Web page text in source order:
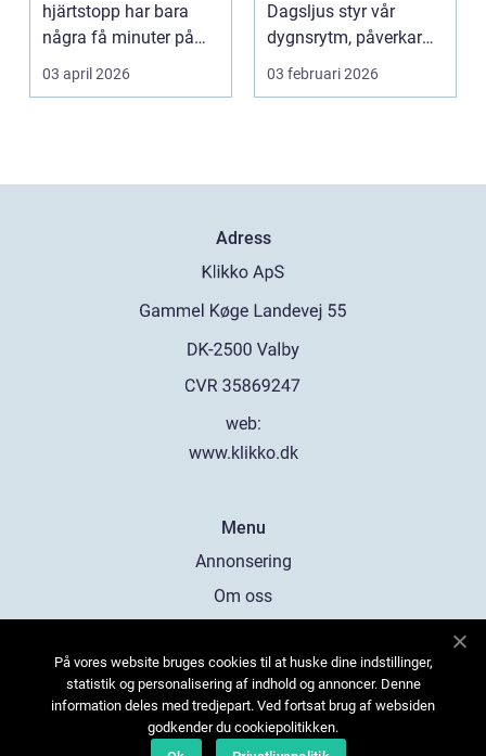
hjärtstopp har bara
några få minuter på
sig. För varje minut
utan...
03 april 2026
Dagsljus styr vår
dygnsrytm, påverkar
humör, sömn och ene...
03 februari 2026
Adress
web:
www.klikko.dk
Menu
Annonsering
Om oss
Kontakta oss
Sitemap
På vores website bruges cookies til at huske dine indstillinger,
statistik og personalisering af indhold og annoncer. Denne
information deles med tredjepart. Ved fortsat brug af websiden
godkender du cookiepolitikken.